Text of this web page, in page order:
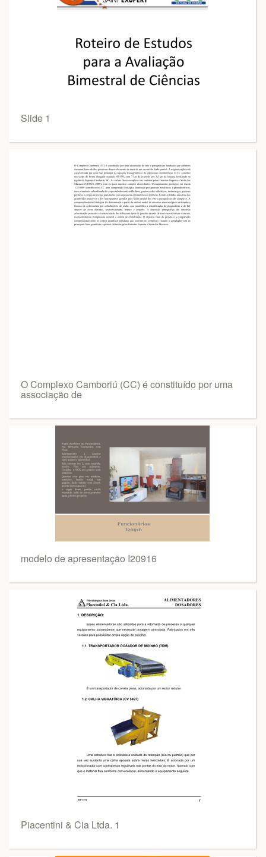
Slide 1
O Complexo Camboriú (CC) é constituído por uma
associação de
modelo de apresentação I20916
Piacentini & Cia Ltda. 1